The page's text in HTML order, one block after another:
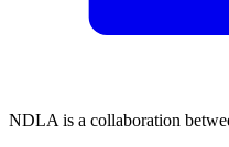
NDLA is a collaboration